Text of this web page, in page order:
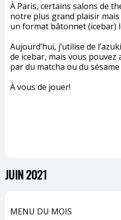
À Paris, certains salons de
notre plus grand plaisir
un format bâtonnet (icebar)
Aujourd’hui, j’utilise de
de icebar, mais vous pouvez
par du matcha ou du
À vous de jouer!
JUIN 2021
MENU DU MOIS